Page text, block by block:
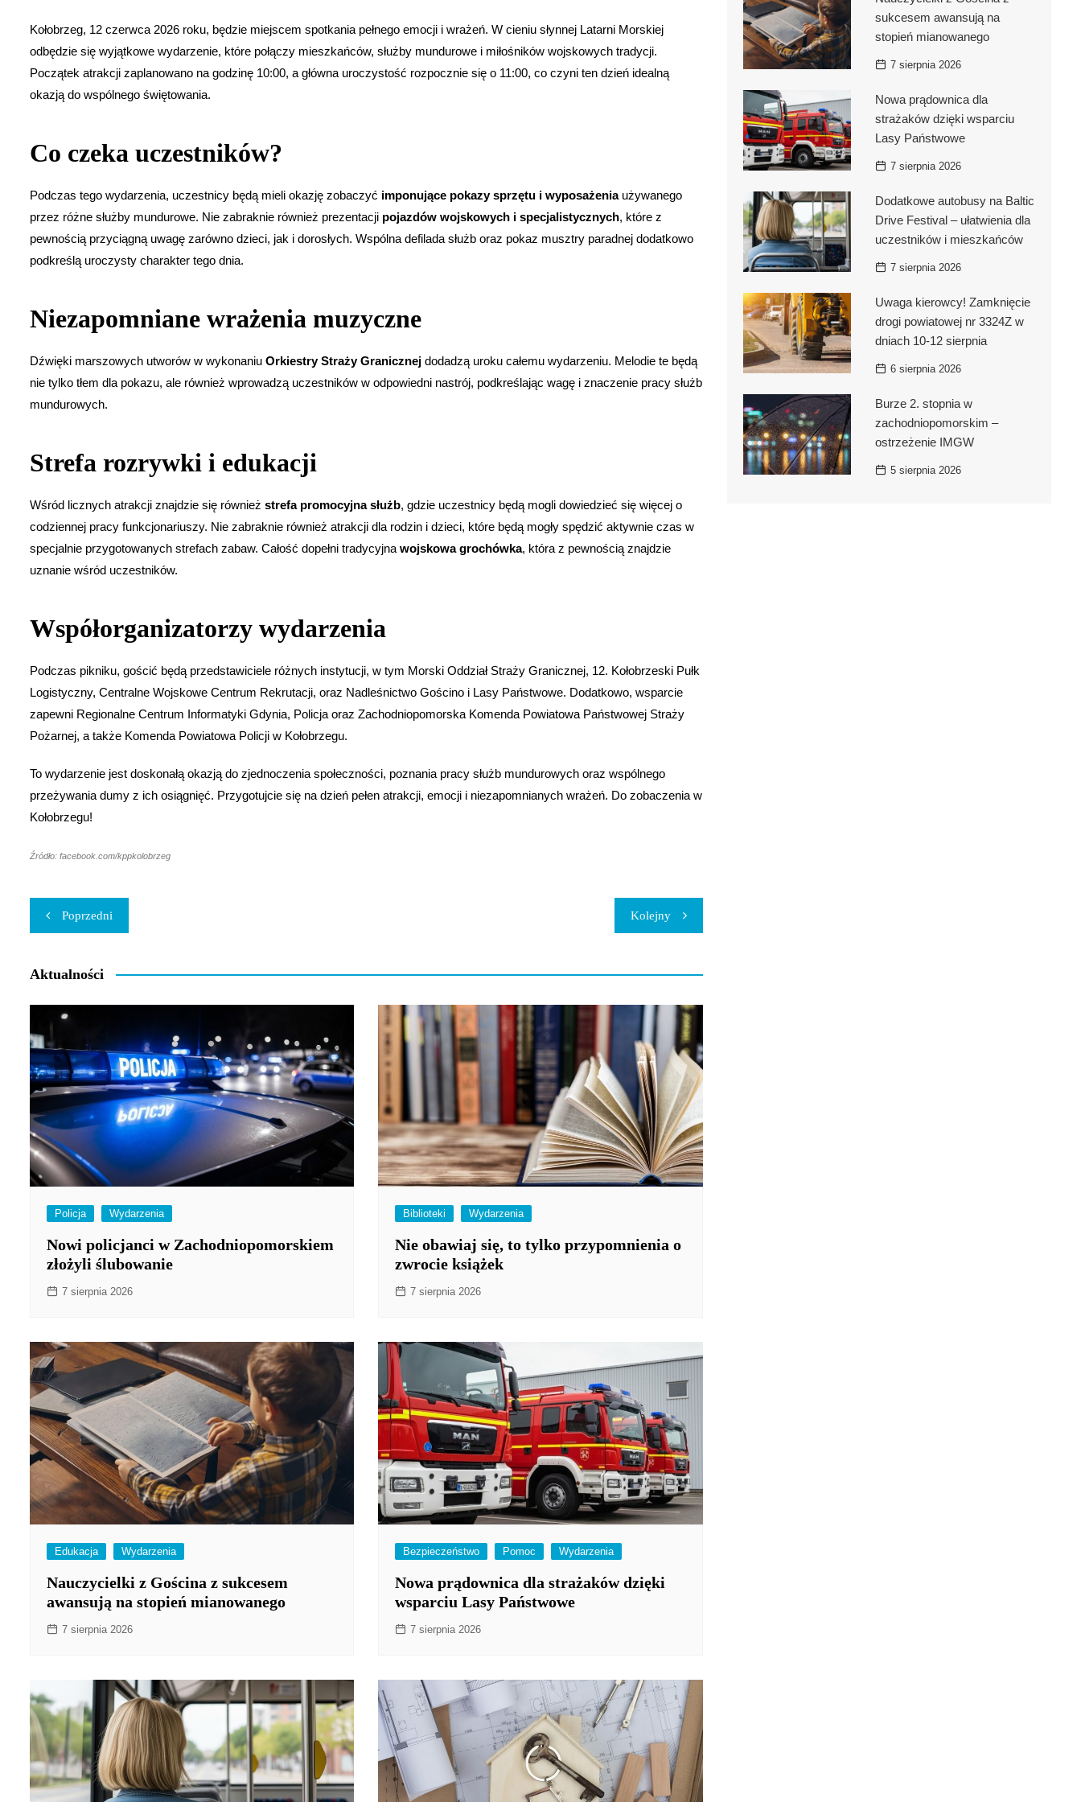
Kołobrzeg, 12 czerwca 2026 roku, będzie miejscem spotkania pełnego emocji i wrażeń. W cieniu słynnej Latarni Morskiej
odbędzie się wyjątkowe wydarzenie, które połączy mieszkańców, służby mundurowe i miłośników wojskowych tradycji.
Początek atrakcji zaplanowano na godzinę 10:00, a główna uroczystość rozpocznie się o 11:00, co czyni ten dzień idealną
okazją do wspólnego świętowania.
Co czeka uczestników?
Podczas tego wydarzenia, uczestnicy będą mieli okazję zobaczyć imponujące pokazy sprzętu i wyposażeniaużywanego
przez różne służby mundurowe. Nie zabraknie również prezentacji pojazdów wojskowych i specjalistycznych, które z
pewnością przyciągną uwagę zarówno dzieci, jak i dorosłych. Wspólna defilada służb oraz pokaz musztry paradnej dodatkowo
podkreślą uroczysty charakter tego dnia.
Niezapomniane wrażenia muzyczne
Dźwięki marszowych utworów w wykonaniu Orkiestry Straży Granicznej dodadzą uroku całemu wydarzeniu. Melodie te będą
nie tylko tłem dla pokazu, ale również wprowadzą uczestników w odpowiedni nastrój, podkreślając wagę i znaczenie pracy służb
mundurowych.
Strefa rozrywki i edukacji
Wśród licznych atrakcji znajdzie się również strefa promocyjna służb, gdzie uczestnicy będą mogli dowiedzieć się więcej o
codziennej pracy funkcjonariuszy. Nie zabraknie również atrakcji dla rodzin i dzieci, które będą mogły spędzić aktywnie czas w
specjalnie przygotowanych strefach zabaw. Całość dopełni tradycyjna wojskowa grochówka, która z pewnością znajdzie
uznanie wśród uczestników.
Współorganizatorzy wydarzenia
Podczas pikniku, gościć będą przedstawiciele różnych instytucji, w tym Morski Oddział Straży Granicznej, 12. Kołobrzeski Pułk
Logistyczny, Centralne Wojskowe Centrum Rekrutacji, oraz Nadleśnictwo Gościno i Lasy Państwowe. Dodatkowo, wsparcie
zapewni Regionalne Centrum Informatyki Gdynia, Policja oraz Zachodniopomorska Komenda Powiatowa Państwowej Straży
Pożarnej, a także Komenda Powiatowa Policji w Kołobrzegu.
To wydarzenie jest doskonałą okazją do zjednoczenia społeczności, poznania pracy służb mundurowych oraz wspólnego
przeżywania dumy z ich osiągnięć. Przygotujcie się na dzień pełen atrakcji, emocji i niezapomnianych wrażeń. Do zobaczenia w
Kołobrzegu!
Źródło: facebook.com/kppkolobrzeg
Nawigacja
wpisu
Poprzedni Kolejny
Aktualności
Policja Wydarzenia
Nowi policjanci w Zachodniopomorskiem
złożyli ślubowanie
7 sierpnia 2026
Biblioteki Wydarzenia
Nie obawiaj się, to tylko przypomnienia o
zwrocie książek
7 sierpnia 2026
Edukacja Wydarzenia
Nauczycielki z Gościna z sukcesem
awansują na stopień mianowanego
7 sierpnia 2026
Bezpieczeństwo Pomoc Wydarzenia
Nowa prądownica dla strażaków dzięki
wsparciu Lasy Państwowe
7 sierpnia 2026
sukcesem awansują na
stopień mianowanego
7 sierpnia 2026
Nowa prądownica dla
strażaków dzięki wsparciu
Lasy Państwowe
7 sierpnia 2026
Dodatkowe autobusy na Baltic
Drive Festival – ułatwienia dla
uczestników i mieszkańców
7 sierpnia 2026
Uwaga kierowcy! Zamknięcie
drogi powiatowej nr 3324Z w
dniach 10-12 sierpnia
6 sierpnia 2026
Burze 2. stopnia w
zachodniopomorskim –
ostrzeżenie IMGW
5 sierpnia 2026